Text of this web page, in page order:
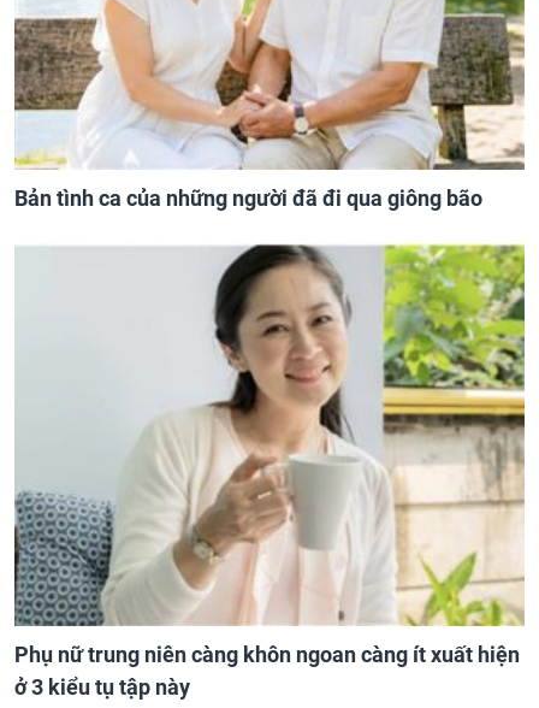
Bản tình ca của những người đã đi qua giông bão
Phụ nữ trung niên càng khôn ngoan càng ít xuất hiện
ở 3 kiểu tụ tập này